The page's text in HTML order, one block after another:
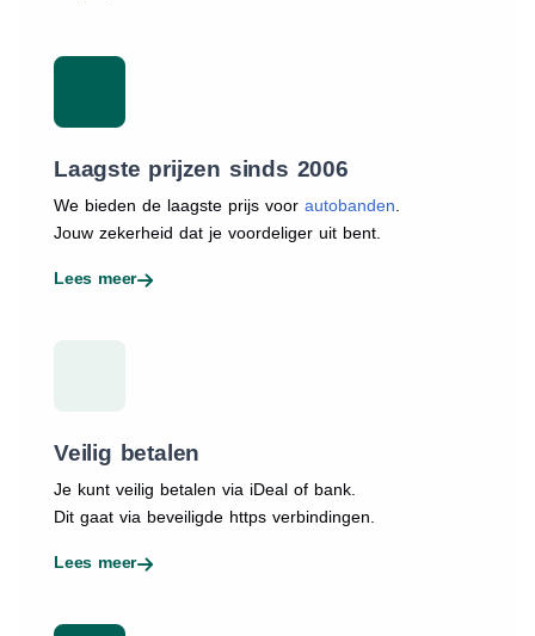
Laagste prijzen sinds 2006
We bieden de laagste prijs voor autobanden
Jouw zekerheid dat je voordeliger uit bent.
Lees meer
Veilig betalen
Je kunt veilig betalen via iDeal of bank.
Dit gaat via beveiligde https verbindingen.
Lees meer